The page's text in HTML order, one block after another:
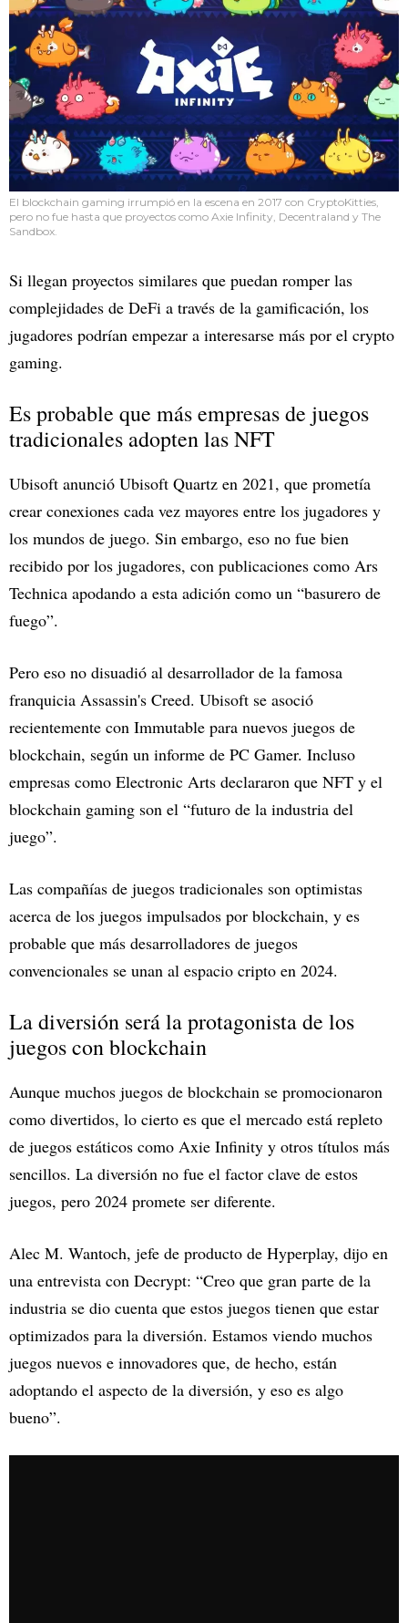
El blockchain gaming irrumpió en la escena en 2017 con CryptoKitties,
pero no fue hasta que proyectos como Axie Infinity, Decentraland y The
Sandbox.
Si llegan proyectos similares que puedan romper las
complejidades de DeFi a través de la gamificación, los
jugadores podrían empezar a interesarse más por el crypto
gaming.
Es probable que más empresas de juegos
tradicionales adopten las NFT
Ubisoft anunció Ubisoft Quartz en 2021, que prometía
crear conexiones cada vez mayores entre los jugadores y
los mundos de juego. Sin embargo, eso no fue bien
recibido por los jugadores, con publicaciones como Ars
Technica apodando a esta adición como un “basurero de
fuego”.
Pero eso no disuadió al desarrollador de la famosa
franquicia Assassin's Creed. Ubisoft se asoció
recientemente con Immutable para nuevos juegos de
blockchain, según un informe de PC Gamer. Incluso
empresas como Electronic Arts declararon que NFT y el
blockchain gaming son el “futuro de la industria del
juego”.
Las compañías de juegos tradicionales son optimistas
acerca de los juegos impulsados por blockchain, y es
probable que más desarrolladores de juegos
convencionales se unan al espacio cripto en 2024.
La diversión será la protagonista de los
juegos con blockchain
Aunque muchos juegos de blockchain se promocionaron
como divertidos, lo cierto es que el mercado está repleto
de juegos estáticos como Axie Infinity y otros títulos más
sencillos. La diversión no fue el factor clave de estos
juegos, pero 2024 promete ser diferente.
Alec M. Wantoch, jefe de producto de Hyperplay, dijo en
una entrevista con Decrypt: “Creo que gran parte de la
industria se dio cuenta que estos juegos tienen que estar
optimizados para la diversión. Estamos viendo muchos
juegos nuevos e innovadores que, de hecho, están
adoptando el aspecto de la diversión, y eso es algo
bueno”.